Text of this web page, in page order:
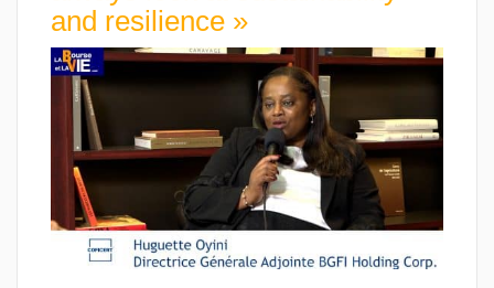
and resilience »